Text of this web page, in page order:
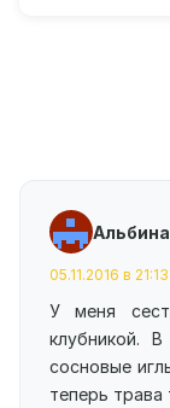
Альбина
05.11.2016 в 21:13
У меня
клубникой.
сосновые
теперь трава